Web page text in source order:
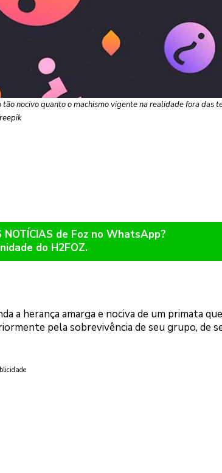
tão nocivo quanto o machismo vigente na realidade fora das
NOTÍCIAS de Foz no WhatsApp?
do H2FOZ.
a herança amarga e nociva de um primata que
pela sobrevivência de seu grupo, de